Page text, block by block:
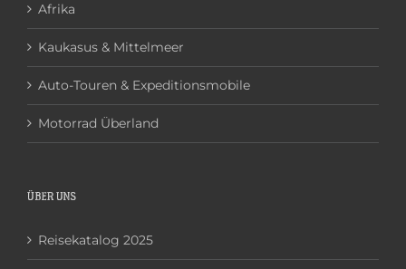
Afrika
Kaukasus & Mittelmeer
Auto-Touren & Expeditionsmobile
Motorrad Überland
ÜBER UNS
Reisekatalog 2025